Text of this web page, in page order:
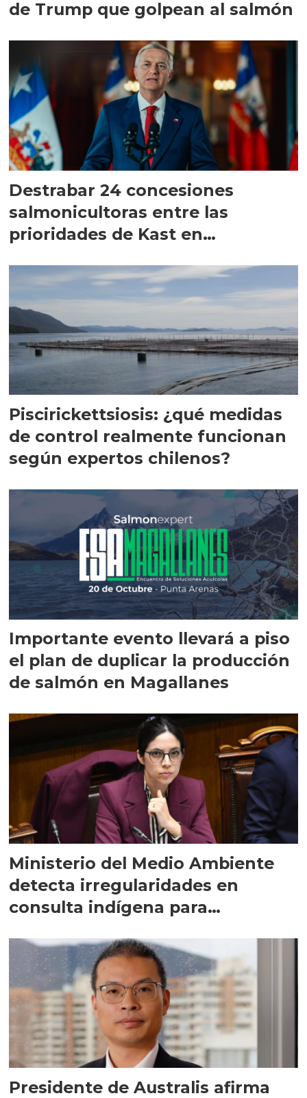
de Trump que golpean al salmón
Destrabar 24 concesiones
salmonicultoras entre las
prioridades de Kast en
Piscirickettsiosis: ¿qué medidas
de control realmente funcionan
según expertos chilenos?
Importante evento llevará a piso
el plan de duplicar la producción
de salmón en Magallanes
Ministerio del Medio Ambiente
detecta irregularidades en
consulta indígena para
Presidente de Australis afirma